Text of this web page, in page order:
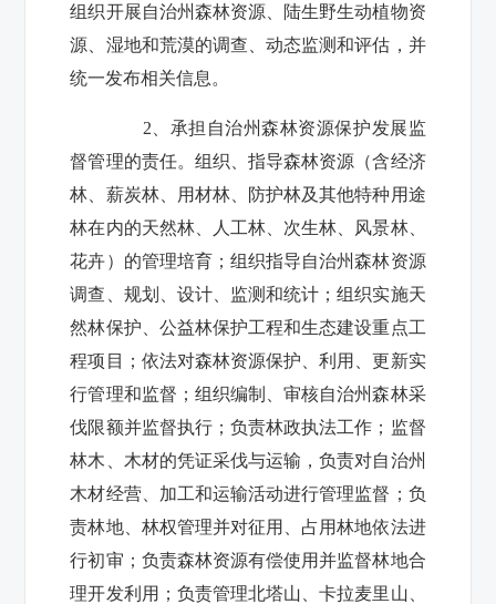
组织开展自治州森林资源、陆生野生动植物资
源、湿地和荒漠的调查、动态监测和评估，并
统一发布相关信息。
2 、承担自治州森林资源保护发展监
督管理的责任。组织、指导森林资源（含经济
林、薪炭林、用材林、防护林及其他特种用途
林在内的天然林、人工林、次生林、风景林、
花卉）的管理培育；组织指导自治州森林资源
调查、规划、设计、监测和统计；组织实施天
然林保护、公益林保护工程和生态建设重点工
程项目；依法对森林资源保护、利用、更新实
行管理和监督；组织编制、审核自治州森林采
伐限额并监督执行；负责林政执法工作；监督
林木、木材的凭证采伐与运输，负责对自治州
木材经营、加工和运输活动进行管理监督；负
责林地、林权管理并对征用、占用林地依法进
行初审；负责森林资源有偿使用并监督林地合
理开发利用；负责管理北塔山、卡拉麦里山、